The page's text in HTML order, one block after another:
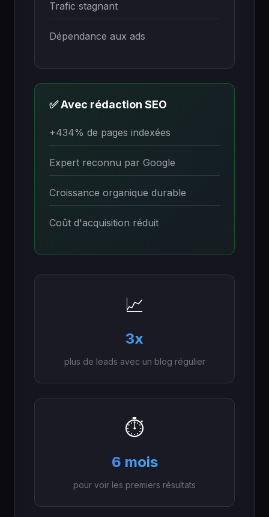
Trafic stagnant
Dépendance aux ads
✅ Avec rédaction SEO
+434% de pages indexées
Expert reconnu par Google
Croissance organique durable
Coût d'acquisition réduit
📈
3x
plus de leads avec un blog régulier
⏱️
6 mois
pour voir les premiers résultats